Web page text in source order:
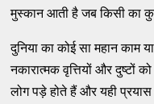
मुस्कान आती है जब किसी का
दुनिया का कोई सा महान काम
नकारात्मक वृत्तियों और दुष्टों
लोग पड़े होते हैं और यही